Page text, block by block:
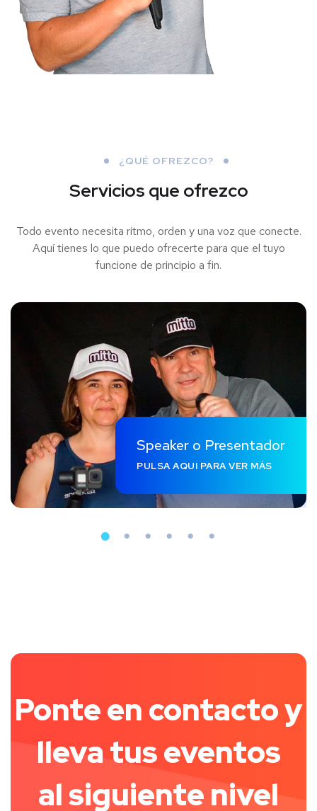
¿QUÉ OFREZCO?
Servicios que ofrezco
Todo evento necesita ritmo, orden y una voz que conecte.
Aquí tienes lo que puedo ofrecerte para que el tuyo
funcione de principio a fin.
Speaker o Presentador
PULSA AQUI PARA VER MÁS
Ponte en contacto y
lleva tus eventos
al siguiente nivel